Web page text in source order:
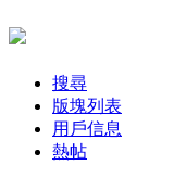
搜尋
版塊列表
用戶信息
熱帖